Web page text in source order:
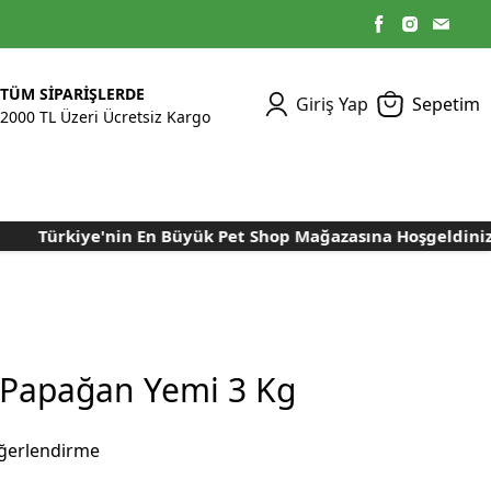
TÜM SİPARİŞLERDE
2000 TL Üzeri Ücretsiz Kargo
Giriş Yap Sepetim
Kümes Ekipmanları
Makineleri
Nem Alma Makineleri
Nem ve Isı Ölçer
Kuluçka Malzemeleri
Kedi Yaş Mamaları
Bakım Sağlık
Tasmalar
Bakım Sağlık
Tavşan Yemleri
Türkiye'nin En Büyük Pet Shop Mağazasına Hoşgeldiniz..
Yemi 3 Kg